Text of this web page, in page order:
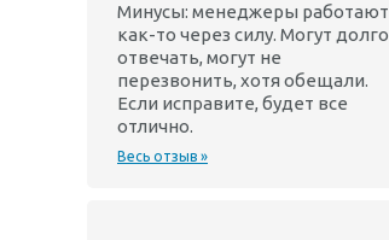
Минусы: менеджеры работают
как-то через силу. Могут долго
отвечать, могут не
перезвонить, хотя обещали.
Если исправите, будет все
отлично.
Весь отзыв »